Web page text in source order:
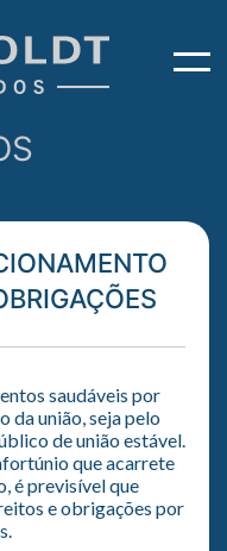
saudáveis por
da união, seja pelo
de união estável.
que acarrete
é previsível que
e obrigações por